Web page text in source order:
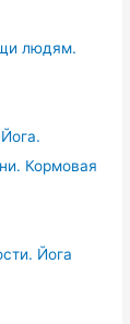
людям.
Кормовая
Йога